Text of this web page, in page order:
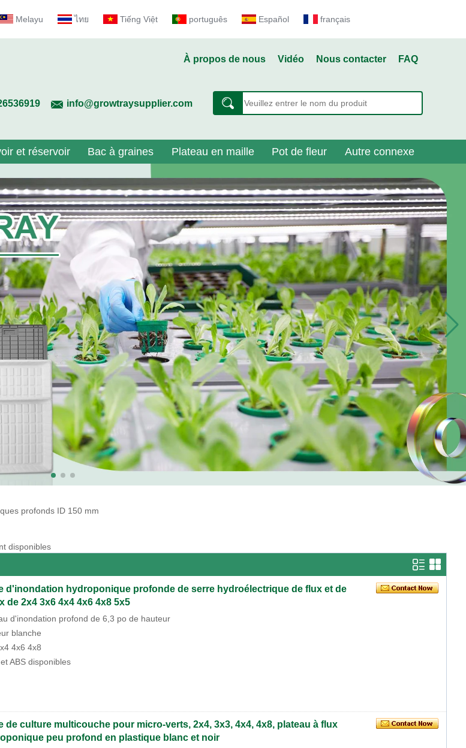
Melayu ไทย Tiếng Việt português Español
français
À propos de nous Vidéo Nous contacter FAQ
info@growtraysupplier.com
et réservoir Bac à graines Plateau en maille Pot de fleur Autre connexe
profonds ID 150 mm
disponibles
d'inondation hydroponique profonde de serre hydroélectrique de flux et de
de 2x4 3x6 4x4 4x6 4x8 5x5
d'inondation profond de 6,3 po de hauteur
blanche
4x6 4x8
ABS disponibles
de culture multicouche pour micro-verts, 2x4, 3x3, 4x4, 4x8, plateau à flux
peu profond en plastique blanc et noir